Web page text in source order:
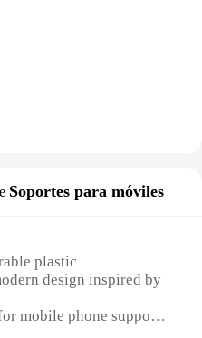
Soportes para móviles
plastic
design inspired by
mobile phone support